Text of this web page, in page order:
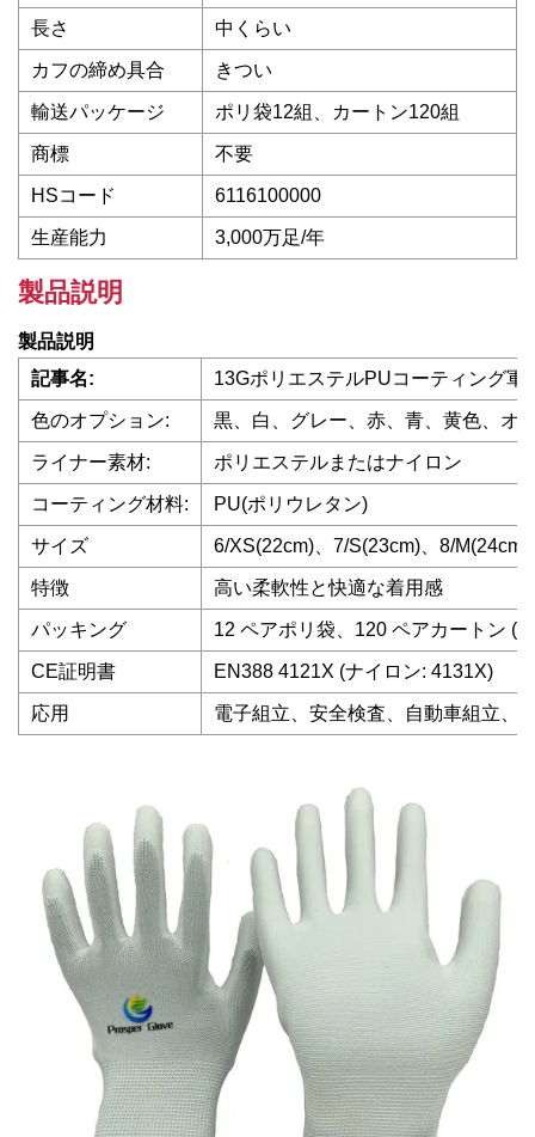
長さ 中くらい
カフの締め具合 きつい
輸送パッケージ ポリ袋12組、カートン120組
商標 不要
HSコード 6116100000
生産能力 3,000万足/年
製品説明
製品説明
記事名:
13GポリエステルPUコーティング軍
色のオプション: 黒、白、グレー、赤、青、黄色、オ
ライナー素材: ポリエステルまたはナイロン
コーティング材料: PU(ポリウレタン)
サイズ 6/XS(22cm)、7/S(23cm)、8/
特徴 高い柔軟性と快適な着用感
パッキング 12 ペアポリ袋、120 ペアカートン (
CE証明書 EN388 4121X (ナイロン: 4131X)
応用 電子組立、安全検査、自動車組立、